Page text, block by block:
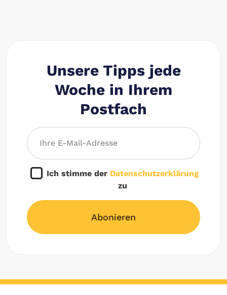
Unsere Tipps jede
Woche in Ihrem
Postfach
Ich stimme der Datenschutzerklärung
zu
Abonieren